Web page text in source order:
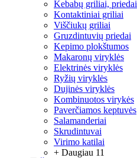
Kebabų griliai, priedai
Kontaktiniai griliai
Viščiukų griliai
Gruzdintuvių priedai
Kepimo plokštumos
Makaronų viryklės
Elektrinės viryklės
Ryžių viryklės
Dujinės viryklės
Kombinuotos virykės
Paverčiamos keptuvės
Salamanderiai
Skrudintuvai
Virimo katilai
+ Daugiau 11